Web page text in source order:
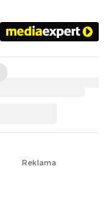
Reklama